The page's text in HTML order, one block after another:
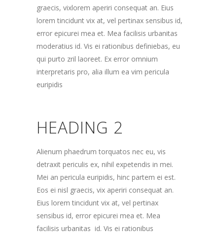
graecis, vixlorem aperiri consequat an. Eius
lorem tincidunt vix at, vel pertinax sensibus id,
error epicurei mea et. Mea facilisis urbanitas
moderatius id. Vis ei rationibus definiebas, eu
qui purto zril laoreet. Ex error omnium
interpretaris pro, alia illum ea vim pericula
euripidis
HEADING 2
Alienum phaedrum torquatos nec eu, vis
detraxit periculis ex, nihil expetendis in mei.
Mei an pericula euripidis, hinc partem ei est.
Eos ei nisl graecis, vix aperiri consequat an.
Eius lorem tincidunt vix at, vel pertinax
sensibus id, error epicurei mea et. Mea
facilisis urbanitas id. Vis ei rationibus